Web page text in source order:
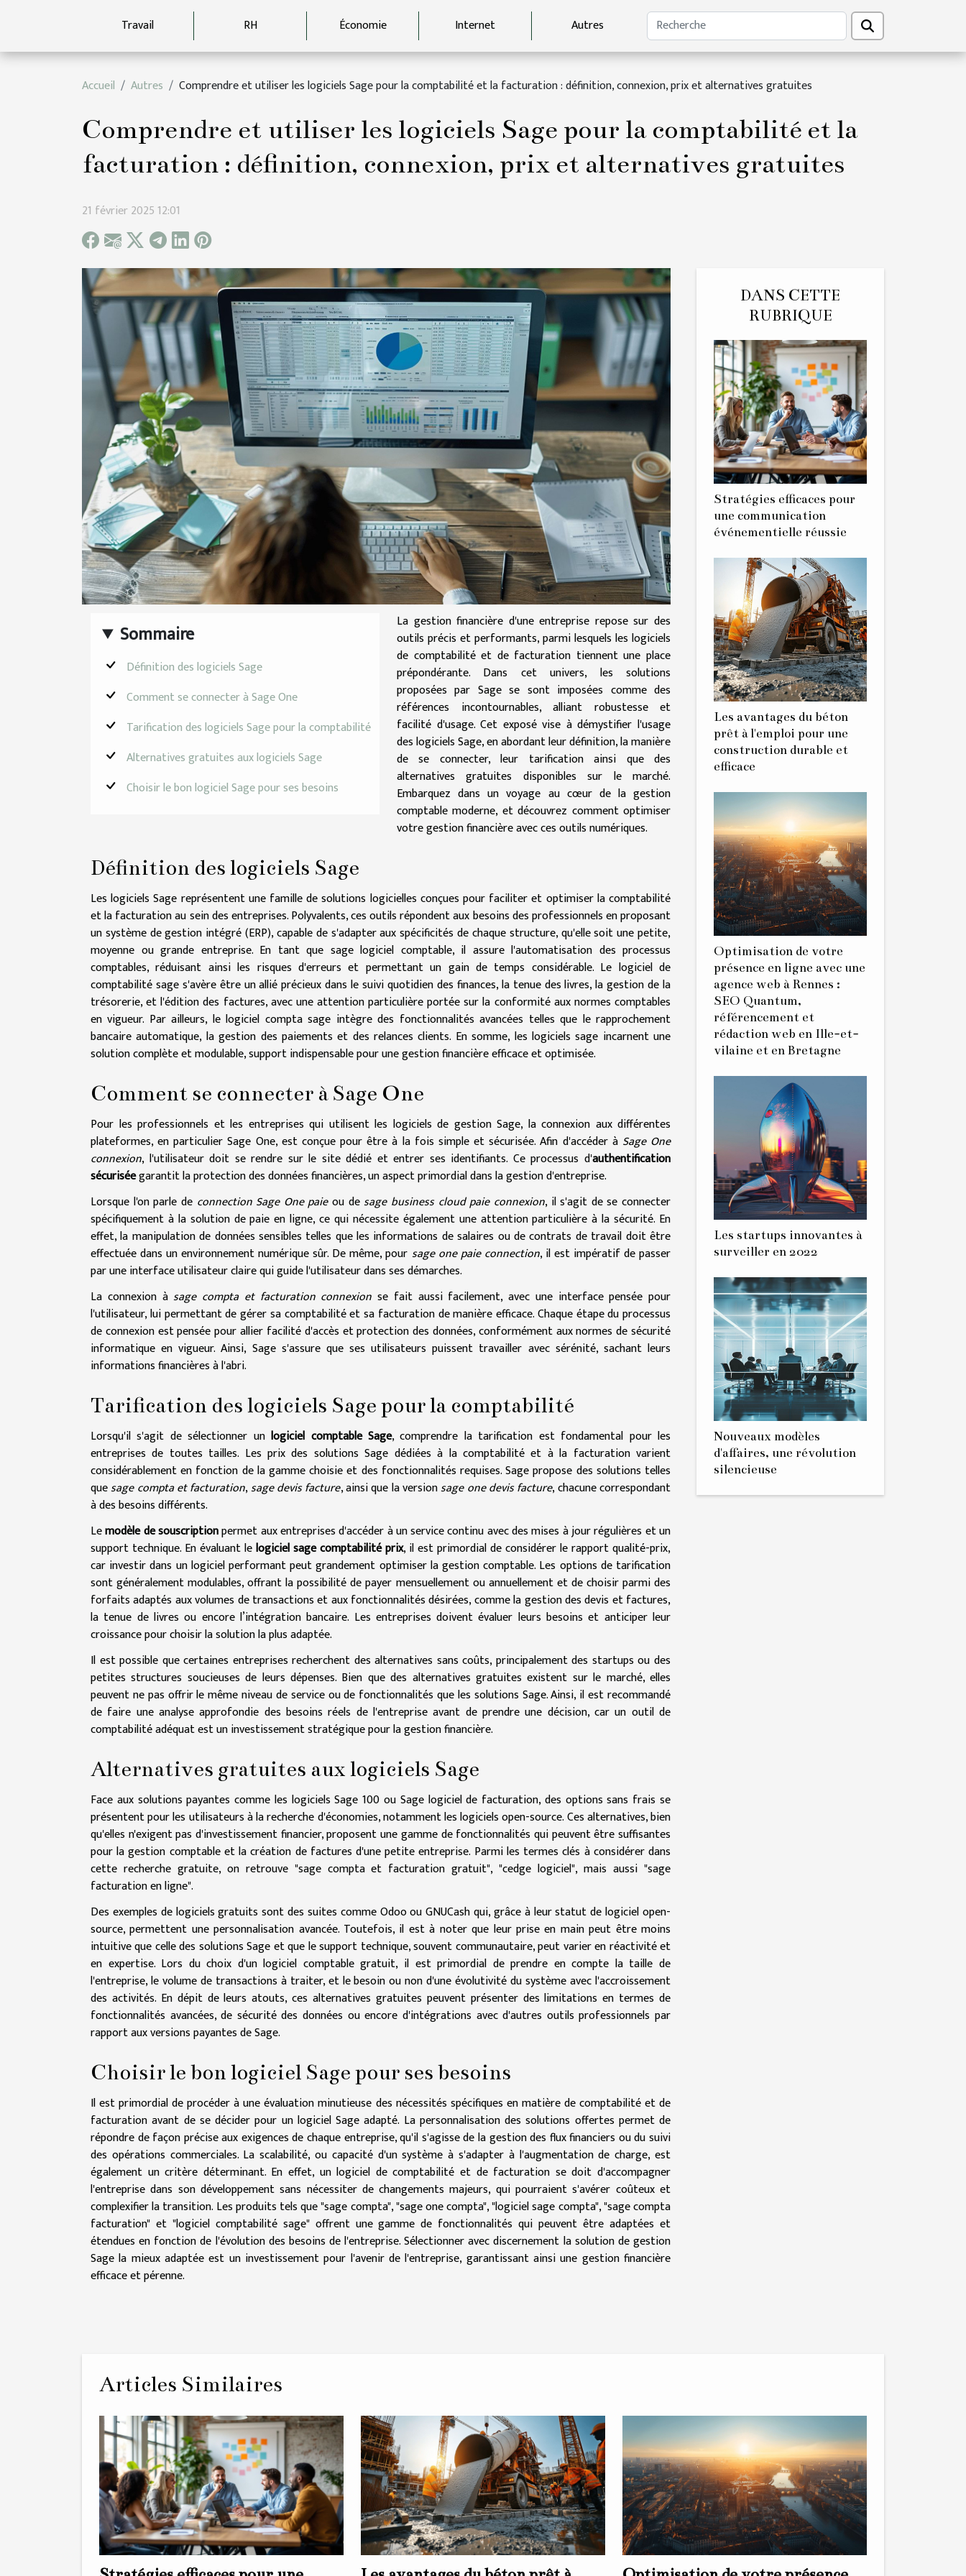
Travail RH Économie Internet Autres
Accueil Autres Comprendre et utiliser les logiciels Sage pour la comptabilité et la facturation : définition, connexion, prix et alternatives gratuites
Comprendre et utiliser les logiciels Sage pour la comptabilité et la
facturation : définition, connexion, prix et alternatives gratuites
21 février 2025 12:01
Sommaire
Définition des logiciels Sage
Comment se connecter à Sage One
Tarification des logiciels Sage pour la comptabilité
Alternatives gratuites aux logiciels Sage
Choisir le bon logiciel Sage pour ses besoins
La gestion financière d'une entreprise repose sur des
outils précis et performants, parmi lesquels les logiciels
de comptabilité et de facturation tiennent une place
prépondérante. Dans cet univers, les solutions
proposées par Sage se sont imposées comme des
références incontournables, alliant robustesse et
facilité d'usage. Cet exposé vise à démystifier l'usage
des logiciels Sage, en abordant leur définition, la manière
de se connecter, leur tarification ainsi que des
alternatives gratuites disponibles sur le marché.
Embarquez dans un voyage au cœur de la gestion
comptable moderne, et découvrez comment optimiser
votre gestion financière avec ces outils numériques.
Définition des logiciels Sage
Les logiciels Sage représentent une famille de solutions logicielles conçues pour faciliter et optimiser la comptabilité
et la facturation au sein des entreprises. Polyvalents, ces outils répondent aux besoins des professionnels en proposant
un système de gestion intégré (ERP), capable de s'adapter aux spécificités de chaque structure, qu'elle soit une petite,
moyenne ou grande entreprise. En tant que sage logiciel comptable, il assure l'automatisation des processus
comptables, réduisant ainsi les risques d'erreurs et permettant un gain de temps considérable. Le logiciel de
comptabilité sage s'avère être un allié précieux dans le suivi quotidien des finances, la tenue des livres, la gestion de la
trésorerie, et l'édition des factures, avec une attention particulière portée sur la conformité aux normes comptables
en vigueur. Par ailleurs, le logiciel compta sage intègre des fonctionnalités avancées telles que le rapprochement
bancaire automatique, la gestion des paiements et des relances clients. En somme, les logiciels sage incarnent une
solution complète et modulable, support indispensable pour une gestion financière efficace et optimisée.
Comment se connecter à Sage One
Pour les professionnels et les entreprises qui utilisent les logiciels de gestion Sage, la connexion aux différentes
plateformes, en particulier Sage One, est conçue pour être à la fois simple et sécurisée. Afin d'accéder à Sage One
connexion, l'utilisateur doit se rendre sur le site dédié et entrer ses identifiants. Ce processus d'authentification
sécuriséegarantit la protection des données financières, un aspect primordial dans la gestion d'entreprise.
Lorsque l'on parle de connection Sage One paieou desage business cloud paie connexion, il s'agit de se connecter
spécifiquement à la solution de paie en ligne, ce qui nécessite également une attention particulière à la sécurité. En
effet, la manipulation de données sensibles telles que les informations de salaires ou de contrats de travail doit être
effectuée dans un environnement numérique sûr. De même, pour sage one paie connection, il est impératif de passer
par une interface utilisateur claire qui guide l'utilisateur dans ses démarches.
La connexion àsage compta et facturation connexion se fait aussi facilement, avec une interface pensée pour
l'utilisateur, lui permettant de gérer sa comptabilité et sa facturation de manière efficace. Chaque étape du processus
de connexion est pensée pour allier facilité d'accès et protection des données, conformément aux normes de sécurité
informatique en vigueur. Ainsi, Sage s'assure que ses utilisateurs puissent travailler avec sérénité, sachant leurs
informations financières à l'abri.
Tarification des logiciels Sage pour la comptabilité
Lorsqu'il s'agit de sélectionner unlogiciel comptable Sage, comprendre la tarification est fondamental pour les
entreprises de toutes tailles. Les prix des solutions Sage dédiées à la comptabilité et à la facturation varient
considérablement en fonction de la gamme choisie et des fonctionnalités requises. Sage propose des solutions telles
quesage compta et facturation,sage devis facture, ainsi que la versionsage one devis facture, chacune correspondant
à des besoins différents.
Lemodèle de souscriptionpermet aux entreprises d'accéder à un service continu avec des mises à jour régulières et un
support technique. En évaluant lelogiciel sage comptabilité prix, il est primordial de considérer le rapport qualité-prix,
car investir dans un logiciel performant peut grandement optimiser la gestion comptable. Les options de tarification
sont généralement modulables, offrant la possibilité de payer mensuellement ou annuellement et de choisir parmi des
forfaits adaptés aux volumes de transactions et aux fonctionnalités désirées, comme la gestion des devis et factures,
la tenue de livres ou encore l’intégration bancaire. Les entreprises doivent évaluer leurs besoins et anticiper leur
croissance pour choisir la solution la plus adaptée.
Il est possible que certaines entreprises recherchent des alternatives sans coûts, principalement des startups ou des
petites structures soucieuses de leurs dépenses. Bien que des alternatives gratuites existent sur le marché, elles
peuvent ne pas offrir le même niveau de service ou de fonctionnalités que les solutions Sage. Ainsi, il est recommandé
de faire une analyse approfondie des besoins réels de l'entreprise avant de prendre une décision, car un outil de
comptabilité adéquat est un investissement stratégique pour la gestion financière.
Alternatives gratuites aux logiciels Sage
Face aux solutions payantes comme les logiciels Sage 100 ou Sage logiciel de facturation, des options sans frais se
présentent pour les utilisateurs à la recherche d'économies, notamment les logiciels open-source. Ces alternatives, bien
qu'elles n'exigent pas d'investissement financier, proposent une gamme de fonctionnalités qui peuvent être suffisantes
pour la gestion comptable et la création de factures d'une petite entreprise. Parmi les termes clés à considérer dans
cette recherche gratuite, on retrouve "sage compta et facturation gratuit", "cedge logiciel", mais aussi "sage
facturation en ligne".
Des exemples de logiciels gratuits sont des suites comme Odoo ou GNUCash qui, grâce à leur statut de logiciel open-
source, permettent une personnalisation avancée. Toutefois, il est à noter que leur prise en main peut être moins
intuitive que celle des solutions Sage et que le support technique, souvent communautaire, peut varier en réactivité et
en expertise. Lors du choix d'un logiciel comptable gratuit, il est primordial de prendre en compte la taille de
l'entreprise, le volume de transactions à traiter, et le besoin ou non d'une évolutivité du système avec l'accroissement
des activités. En dépit de leurs atouts, ces alternatives gratuites peuvent présenter des limitations en termes de
fonctionnalités avancées, de sécurité des données ou encore d'intégrations avec d'autres outils professionnels par
rapport aux versions payantes de Sage.
Choisir le bon logiciel Sage pour ses besoins
Il est primordial de procéder à une évaluation minutieuse des nécessités spécifiques en matière de comptabilité et de
facturation avant de se décider pour un logiciel Sage adapté. La personnalisation des solutions offertes permet de
répondre de façon précise aux exigences de chaque entreprise, qu'il s'agisse de la gestion des flux financiers ou du suivi
des opérations commerciales. La scalabilité, ou capacité d'un système à s'adapter à l'augmentation de charge, est
également un critère déterminant. En effet, un logiciel de comptabilité et de facturation se doit d'accompagner
l'entreprise dans son développement sans nécessiter de changements majeurs, qui pourraient s'avérer coûteux et
complexifier la transition. Les produits tels que "sage compta", "sage one compta", "logiciel sage compta", "sage compta
facturation" et "logiciel comptabilité sage" offrent une gamme de fonctionnalités qui peuvent être adaptées et
étendues en fonction de l'évolution des besoins de l'entreprise. Sélectionner avec discernement la solution de gestion
Sage la mieux adaptée est un investissement pour l'avenir de l'entreprise, garantissant ainsi une gestion financière
efficace et pérenne.
DANS CETTE
RUBRIQUE
Stratégies efficaces pour
une communication
événementielle réussie
Les avantages du béton
prêt à l'emploi pour une
construction durable et
efficace
Optimisation de votre
présence en ligne avec une
agence web à Rennes :
SEO Quantum,
référencement et
rédaction web en Ille-et-
vilaine et en Bretagne
Les startups innovantes à
surveiller en 2022
Nouveaux modèles
d'affaires, une révolution
silencieuse
Articles Similaires